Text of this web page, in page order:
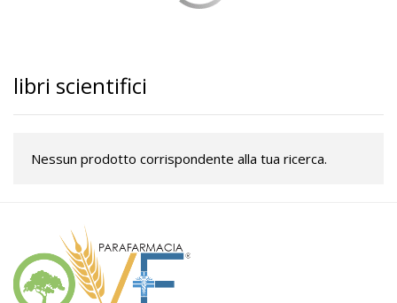
libri scientifici
Nessun prodotto corrispondente alla tua ricerca.